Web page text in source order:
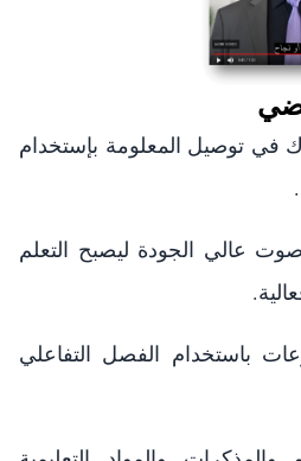
توصيل المعلومة بإستخدام
عالي الجودة ليصبح التعلم
باستخدام الفصل التفاعلي